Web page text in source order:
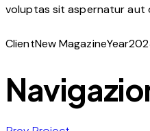
voluptas sit aspernatur aut
ClientNew MagazineYear